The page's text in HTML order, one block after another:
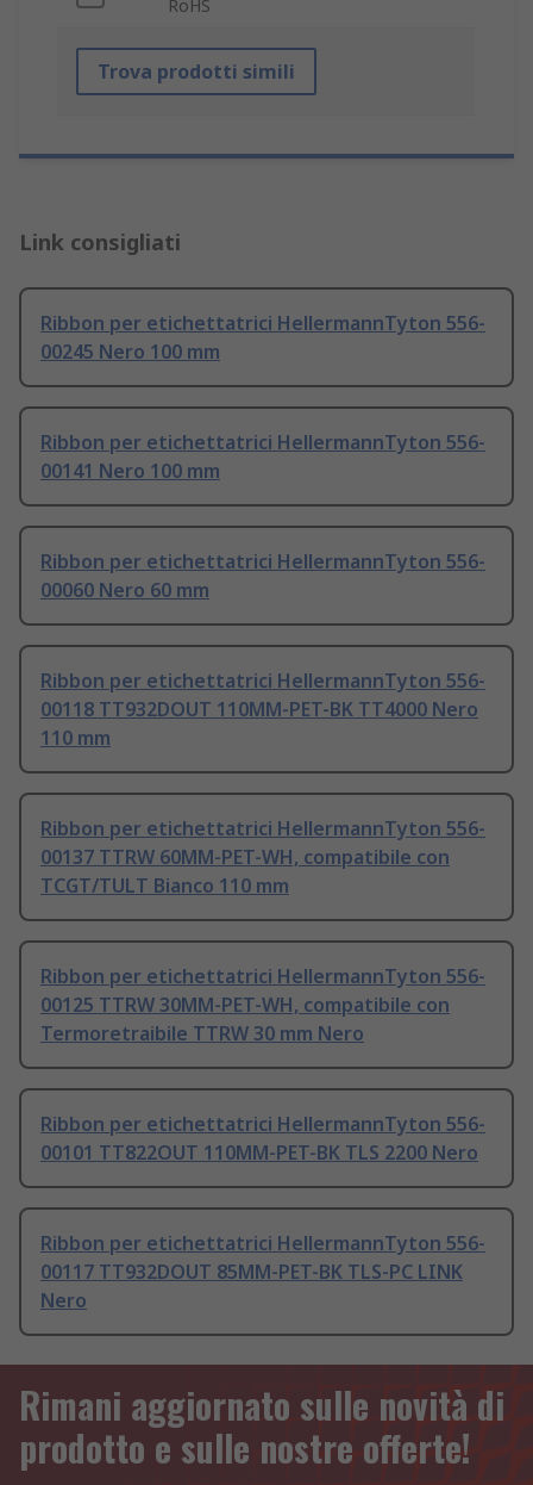
RoHS
Trova prodotti simili
Link consigliati
Ribbon per etichettatrici HellermannTyton 556-
00245 Nero 100 mm
Ribbon per etichettatrici HellermannTyton 556-
00141 Nero 100 mm
Ribbon per etichettatrici HellermannTyton 556-
00060 Nero 60 mm
Ribbon per etichettatrici HellermannTyton 556-
00118 TT932DOUT 110MM-PET-BK TT4000 Nero
110 mm
Ribbon per etichettatrici HellermannTyton 556-
00137 TTRW 60MM-PET-WH, compatibile con
TCGT/TULT Bianco 110 mm
Ribbon per etichettatrici HellermannTyton 556-
00125 TTRW 30MM-PET-WH, compatibile con
Termoretraibile TTRW 30 mm Nero
Ribbon per etichettatrici HellermannTyton 556-
00101 TT822OUT 110MM-PET-BK TLS 2200 Nero
Ribbon per etichettatrici HellermannTyton 556-
00117 TT932DOUT 85MM-PET-BK TLS-PC LINK
Nero
Rimani aggiornato sulle novità di
prodotto e sulle nostre offerte!